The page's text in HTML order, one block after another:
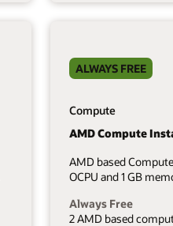
ALWAYS FREE
Compute
AMD Compute
AMD based
OCPU and 1 GB
Always Free
2 AMD based